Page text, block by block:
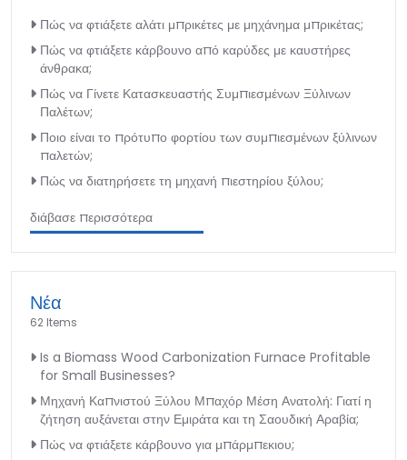
Πώς να φτιάξετε αλάτι μπρικέτες με μηχάνημα μπρικέτας;
Πώς να φτιάξετε κάρβουνο από καρύδες με καυστήρες
άνθρακα;
Πώς να Γίνετε Κατασκευαστής Συμπιεσμένων Ξύλινων
Παλέτων;
Ποιο είναι το πρότυπο φορτίου των συμπιεσμένων ξύλινων
παλετών;
Πώς να διατηρήσετε τη μηχανή πιεστηρίου ξύλου;
διάβασε περισσότερα
Νέα
62 Items
Is a Biomass Wood Carbonization Furnace Profitable
for Small Businesses?
Μηχανή Καπνιστού Ξύλου Μπαχόρ Μέση Ανατολή: Γιατί η
ζήτηση αυξάνεται στην Εμιράτα και τη Σαουδική Αραβία;
Πώς να φτιάξετε κάρβουνο για μπάρμπεκιου;